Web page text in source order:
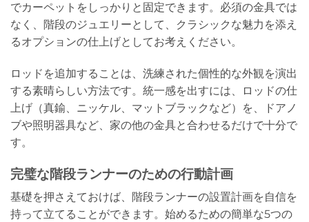
でカーペットをしっかりと固定できます。必須の金具では
なく、階段のジュエリーとして、クラシックな魅力を添え
るオプションの仕上げとしてお考えください。
ロッドを追加することは、洗練された個性的な外観を演出
する素晴らしい方法です。統一感を出すには、ロッドの仕
上げ（真鍮、ニッケル、マットブラックなど）を、ドアノ
ブや照明器具など、家の他の金具と合わせるだけで十分で
す。
完璧な階段ランナーのための行動計画
基礎を押さえておけば、階段ランナーの設置計画を自信を
持って立てることができます。始めるための簡単な5つの